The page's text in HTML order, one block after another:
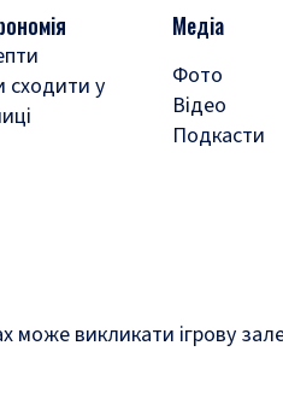
сходити у
Медіа
Фото
Відео
Подкасти
може викликати ігрову